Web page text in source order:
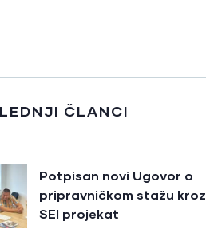
ČLANCI
Potpisan novi Ugovor o
pripravničkom stažu kroz
SEI projekat